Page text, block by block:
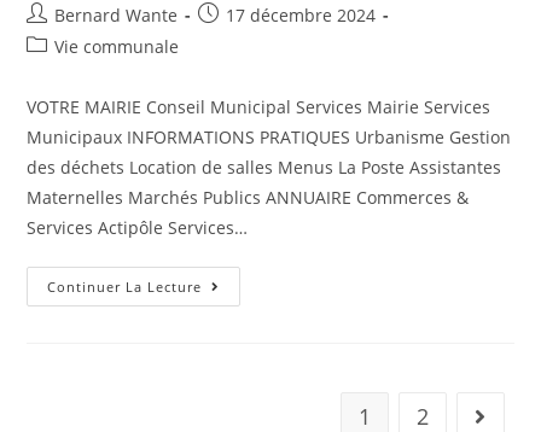
Bernard Wante
17 décembre 2024
Vie communale
VOTRE MAIRIE Conseil Municipal Services Mairie Services
Municipaux INFORMATIONS PRATIQUES Urbanisme Gestion
des déchets Location de salles Menus La Poste Assistantes
Maternelles Marchés Publics ANNUAIRE Commerces &
Services Actipôle Services…
Continuer La Lecture
1 2